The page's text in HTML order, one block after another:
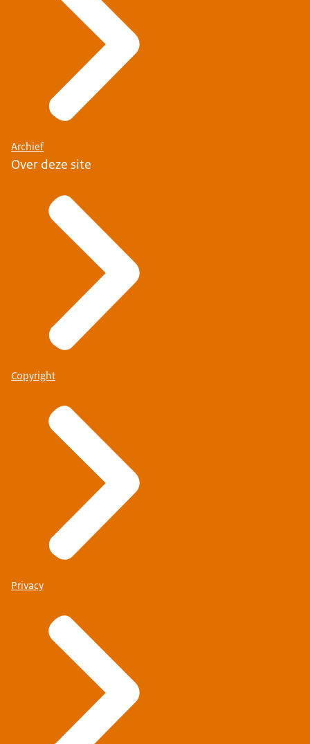
Archief
Over deze site
Copyright
Privacy